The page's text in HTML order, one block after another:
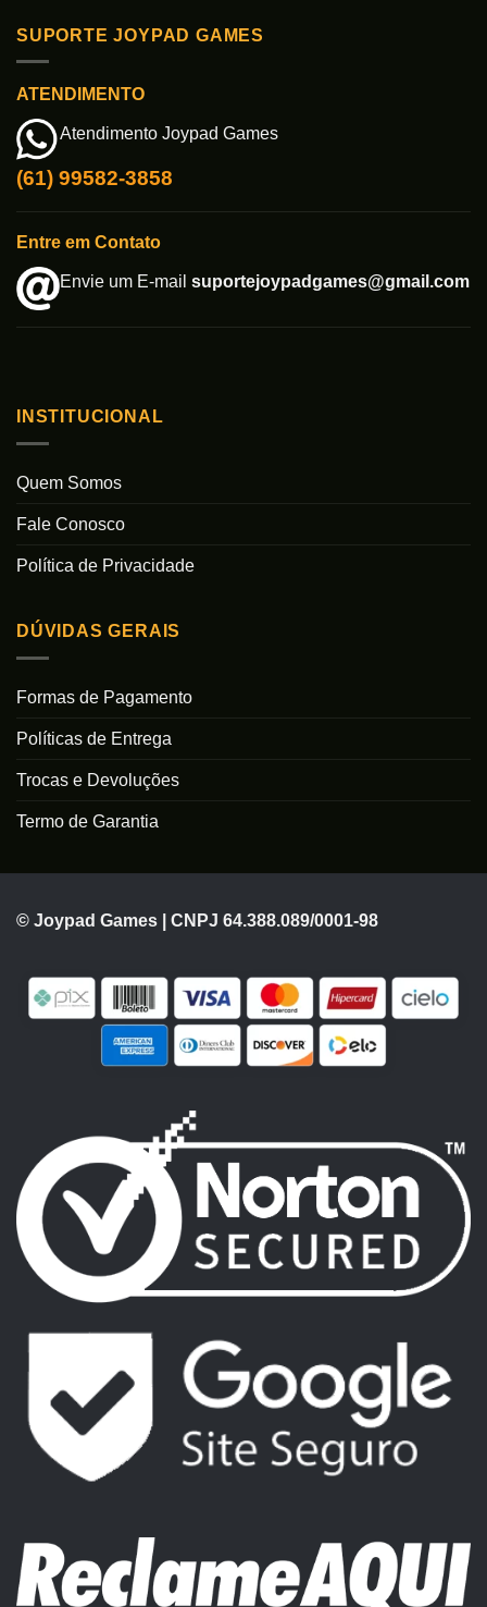
SUPORTE JOYPAD GAMES
ATENDIMENTO
Atendimento Joypad Games
(61) 99582-3858
Entre em Contato
Envie um E-mail suportejoypadgames@gmail.com
INSTITUCIONAL
Quem Somos
Fale Conosco
Política de Privacidade
DÚVIDAS GERAIS
Formas de Pagamento
Políticas de Entrega
Trocas e Devoluções
Termo de Garantia
© Joypad Games | CNPJ 64.388.089/0001-98